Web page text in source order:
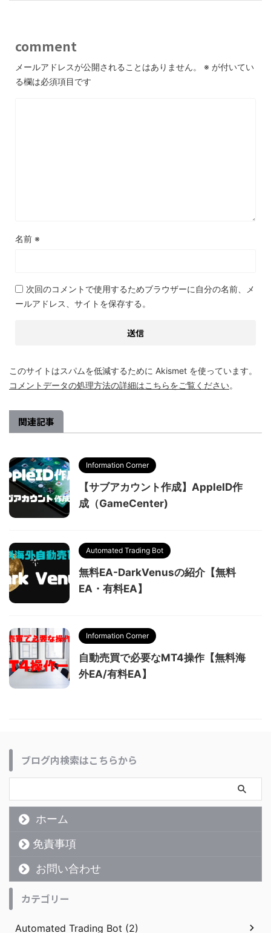
comment
メールアドレスが公開されることはありません。 ※ が付いてい
る欄は必須項目です
名前 ※
次回のコメントで使用するためブラウザーに自分の名前、メ
ールアドレス、サイトを保存する。
このサイトはスパムを低減するために Akismet を使っています。
コメントデータの処理方法の詳細はこちらをご覧ください。
関連記事
Information Corner
【サブアカウント作成】AppleID作
成（GameCenter)
Automated Trading Bot
無料EA-DarkVenusの紹介【無料
EA・有料EA】
Information Corner
自動売買で必要なMT4操作【無料海
外EA/有料EA】
ブログ内検索はこちらから
ホーム
免責事項
お問い合わせ
カテゴリー
Automated Trading Bot (2)